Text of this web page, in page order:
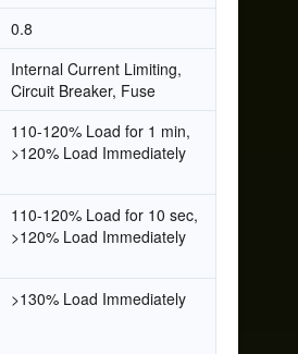
0.8
Internal Current Limiting,
Circuit Breaker, Fuse
110-120% Load for 1 min,
>120% Load Immediately
110-120% Load for 10 sec,
>120% Load Immediately
>130% Load Immediately